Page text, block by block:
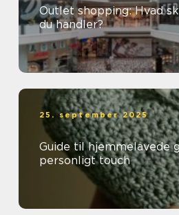
Outlet shopping: Hvad
du handler?
25. september 2025
Guide til hjemmelavede
personligt touch